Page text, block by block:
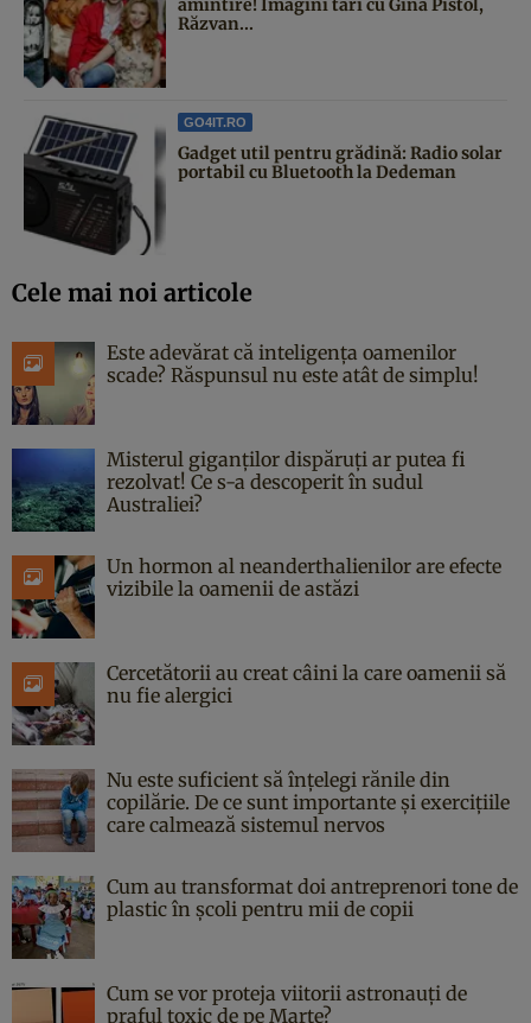
amintire! Imagini tari cu Gina Pistol,
Răzvan...
GO4IT.RO
Gadget util pentru grădină: Radio solar
portabil cu Bluetooth la Dedeman
Cele mai noi articole
Este adevărat că inteligența oamenilor
scade? Răspunsul nu este atât de simplu!
Misterul giganților dispăruți ar putea fi
rezolvat! Ce s-a descoperit în sudul
Australiei?
Un hormon al neanderthalienilor are efecte
vizibile la oamenii de astăzi
Cercetătorii au creat câini la care oamenii să
nu fie alergici
Nu este suficient să înțelegi rănile din
copilărie. De ce sunt importante și exercițiile
care calmează sistemul nervos
Cum au transformat doi antreprenori tone de
plastic în școli pentru mii de copii
Cum se vor proteja viitorii astronauți de
praful toxic de pe Marte?